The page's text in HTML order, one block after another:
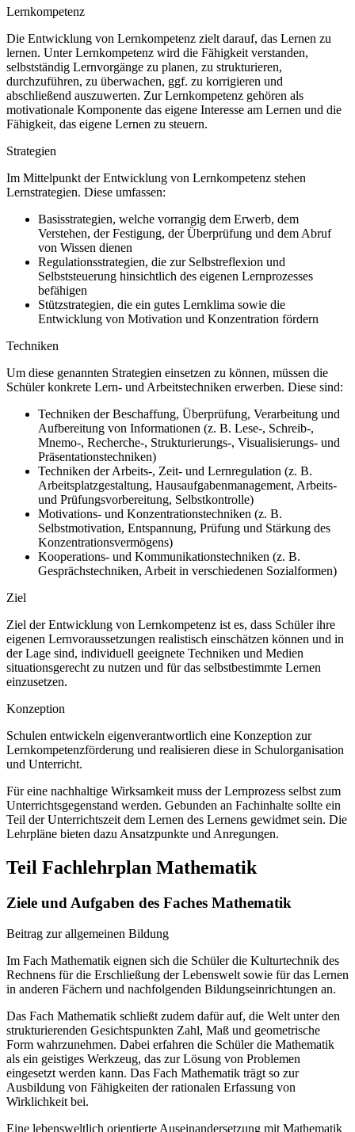
Lernkompetenz
Die Entwicklung von Lernkompetenz zielt darauf, das Lernen zu
lernen. Unter Lernkompetenz wird die Fähigkeit verstanden,
selbstständig Lernvorgänge zu planen, zu strukturieren,
durchzuführen, zu überwachen, ggf. zu korrigieren und
abschließend auszuwerten. Zur Lernkompetenz gehören als
motivationale Komponente das eigene Interesse am Lernen und die
Fähigkeit, das eigene Lernen zu steuern.
Strategien
Im Mittelpunkt der Entwicklung von Lernkompetenz stehen
Lernstrategien. Diese umfassen:
Basisstrategien, welche vorrangig dem Erwerb, dem
Verstehen, der Festigung, der Überprüfung und dem Abruf
von Wissen dienen
Regulationsstrategien, die zur Selbstreflexion und
Selbststeuerung hinsichtlich des eigenen Lernprozesses
befähigen
Stützstrategien, die ein gutes Lernklima sowie die
Entwicklung von Motivation und Konzentration fördern
Techniken
Um diese genannten Strategien einsetzen zu können, müssen die
Schüler konkrete Lern- und Arbeitstechniken erwerben. Diese sind:
Techniken der Beschaffung, Überprüfung, Verarbeitung und
Aufbereitung von Informationen (z. B. Lese-, Schreib-,
Mnemo-, Recherche-, Strukturierungs-, Visualisierungs- und
Präsentationstechniken)
Techniken der Arbeits-, Zeit- und Lernregulation (z. B.
Arbeitsplatzgestaltung, Hausaufgabenmanagement, Arbeits-
und Prüfungsvorbereitung, Selbstkontrolle)
Motivations- und Konzentrationstechniken (z. B.
Selbstmotivation, Entspannung, Prüfung und Stärkung des
Konzentrationsvermögens)
Kooperations- und Kommunikationstechniken (z. B.
Gesprächstechniken, Arbeit in verschiedenen Sozialformen)
Ziel
Ziel der Entwicklung von Lernkompetenz ist es, dass Schüler ihre
eigenen Lernvoraussetzungen realistisch einschätzen können und in
der Lage sind, individuell geeignete Techniken und Medien
situationsgerecht zu nutzen und für das selbstbestimmte Lernen
einzusetzen.
Konzeption
Schulen entwickeln eigenverantwortlich eine Konzeption zur
Lernkompetenzförderung und realisieren diese in Schulorganisation
und Unterricht.
Für eine nachhaltige Wirksamkeit muss der Lernprozess selbst zum
Unterrichtsgegenstand werden. Gebunden an Fachinhalte sollte ein
Teil der Unterrichtszeit dem Lernen des Lernens gewidmet sein. Die
Lehrpläne bieten dazu Ansatzpunkte und Anregungen.
Teil Fachlehrplan Mathematik
Ziele und Aufgaben des Faches Mathematik
Beitrag zur allgemeinen Bildung
Im Fach Mathematik eignen sich die Schüler die Kulturtechnik des
Rechnens für die Erschließung der Lebenswelt sowie für das Lernen
in anderen Fächern und nachfolgenden Bildungseinrichtungen an.
Das Fach Mathematik schließt zudem dafür auf, die Welt unter den
strukturierenden Gesichtspunkten Zahl, Maß und geometrische
Form wahrzunehmen. Dabei erfahren die Schüler die Mathematik
als ein geistiges Werkzeug, das zur Lösung von Problemen
eingesetzt werden kann. Das Fach Mathematik trägt so zur
Ausbildung von Fähigkeiten der rationalen Erfassung von
Wirklichkeit bei.
Eine lebensweltlich orientierte Auseinandersetzung mit Mathematik